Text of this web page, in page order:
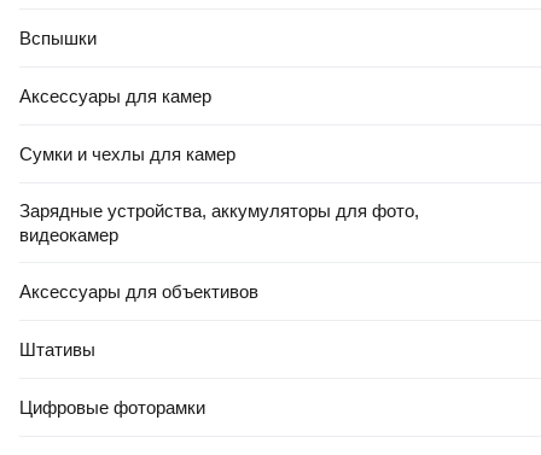
Вспышки
Аксессуары для камер
Сумки и чехлы для камер
Зарядные устройства, аккумуляторы для фото,
видеокамер
Аксессуары для объективов
Штативы
Цифровые фоторамки